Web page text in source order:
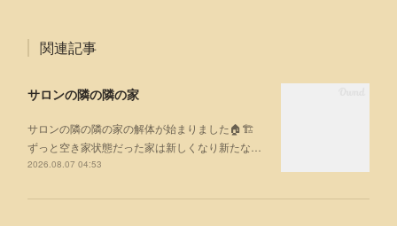
関連記事
サロンの隣の隣の家
サロンの隣の隣の家の解体が始まりました🏠🏗
ずっと空き家状態だった家は新しくなり新たな…
2026.08.07 04:53